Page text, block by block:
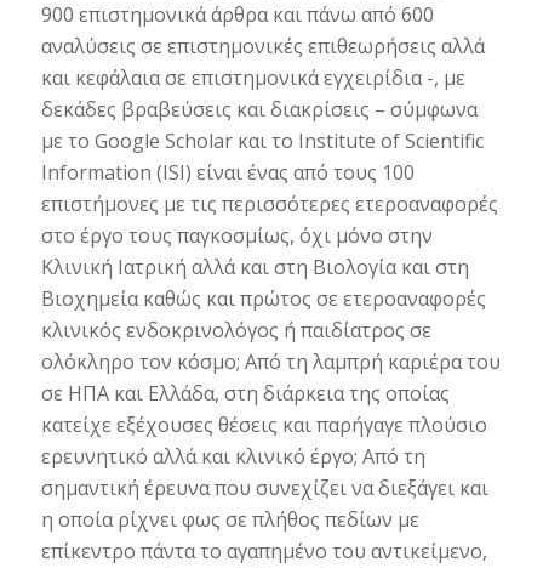
900 επιστημονικά άρθρα και πάνω από 600
αναλύσεις σε επιστημονικές επιθεωρήσεις αλλά
και κεφάλαια σε επιστημονικά εγχειρίδια -, με
δεκάδες βραβεύσεις και διακρίσεις – σύμφωνα
με το Google Scholar και το Institute of Scientific
Information (ISI) είναι ένας από τους 100
επιστήμονες με τις περισσότερες ετεροαναφορές
στο έργο τους παγκοσμίως, όχι μόνο στην
Κλινική Ιατρική αλλά και στη Βιολογία και στη
Βιοχημεία καθώς και πρώτος σε ετεροαναφορές
κλινικός ενδοκρινολόγος ή παιδίατρος σε
ολόκληρο τον κόσμο; Από τη λαμπρή καριέρα του
σε ΗΠΑ και Ελλάδα, στη διάρκεια της οποίας
κατείχε εξέχουσες θέσεις και παρήγαγε πλούσιο
ερευνητικό αλλά και κλινικό έργο; Από τη
σημαντική έρευνα που συνεχίζει να διεξάγει και
η οποία ρίχνει φως σε πλήθος πεδίων με
επίκεντρο πάντα το αγαπημένο του αντικείμενο,